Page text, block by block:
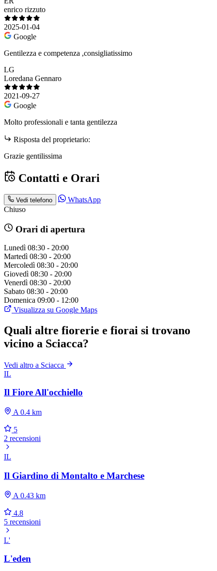
enrico rizzuto
2025-01-04
Google
Gentilezza e competenza ,consigliatissimo
LG
Loredana Gennaro
2021-09-27
Google
Molto professionali e tanta gentilezza
Risposta del proprietario:
Grazie gentilissima
Contatti e Orari
Vedi telefono
WhatsApp
Chiuso
Orari di apertura
Lunedì 08:30 - 20:00
Martedì 08:30 - 20:00
Mercoledì 08:30 - 20:00
Giovedì 08:30 - 20:00
Venerdì 08:30 - 20:00
Sabato 08:30 - 20:00
Domenica 09:00 - 12:00
Visualizza su Google Maps
Quali altre fiorerie e fiorai si trovano
vicino a Sciacca?
Vedi altro a Sciacca
IL
Il Fiore All'occhiello
A 0.4 km
5
2 recensioni
IL
Il Giardino di Montalto e Marchese
A 0.43 km
4.8
5 recensioni
L'
L'eden